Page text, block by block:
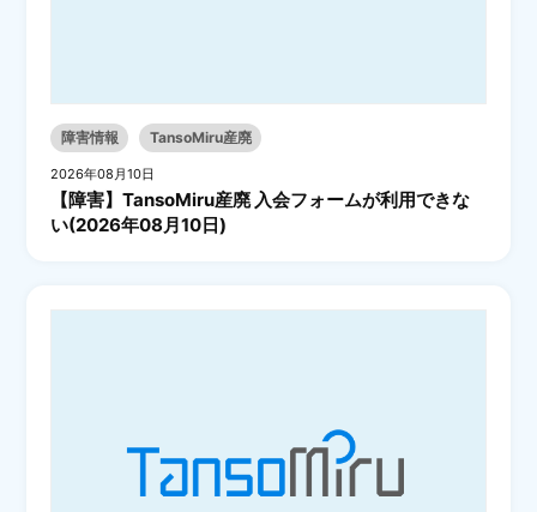
障害情報 TansoMiru産廃
2026年08月10日
【障害】TansoMiru産廃 入会フォームが利用できな
い(2026年08月10日)